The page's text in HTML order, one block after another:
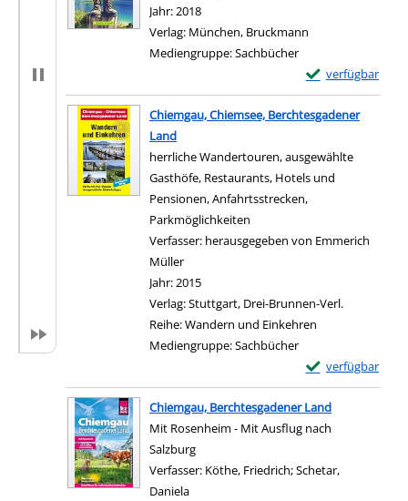
Suche nach diesem Verfasser
Jahr:2018
Verlag: München, Bruckmann
Mediengruppe:Sachbücher
verfügbar
Exemplar-Details
Zum Download
Chiemgau, Chiemsee, Berchtesgadener
Land
herrliche Wandertouren, ausgewählte
Gasthöfe, Restaurants, Hotels und
Pensionen, Anfahrtsstrecken,
Parkmöglichkeiten
Verfasser: herausgegeben von Emmerich
Müller
Jahr:2015
Verlag:Stuttgart, Drei-Brunnen-Verl.
Reihe:Wandern und Einkehren
Mediengruppe:Sachbücher
verfügbar
Exemplar-Details
Zum Download
Chiemgau, Berchtesgadener Land
Mit Rosenheim - Mit Ausflug nach
Salzburg
Verfasser: Köthe, Friedrich;Schetar,
Daniela